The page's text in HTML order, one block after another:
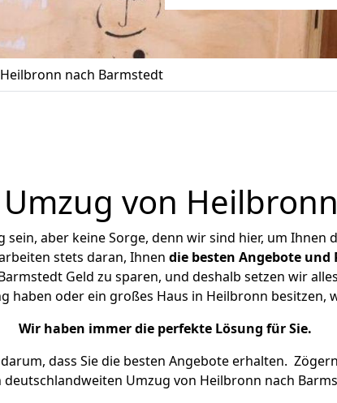
nach Barmstedt
von
aber keine Sorge, denn wir sind hier, um Ihnen
stets daran, Ihnen die besten Angebote und
Geld zu sparen, und deshalb setzen wir
haben oder ein großes Haus in Heilbronn besitzen,
Wir haben immer die perfekte Lösung für Sie.
dass Sie die besten Angebote erhalten.
deutschlandweiten Umzug von Heilbronn nach